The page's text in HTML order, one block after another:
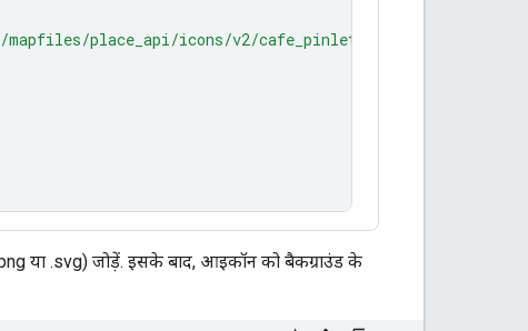
place_api/icons/v2/cafe_pinlet"
या .svg) जोड़ें. इसके बाद, आइकॉन को बैकग्राउंड के